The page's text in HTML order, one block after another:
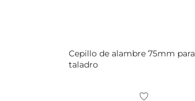
Cepillo de alambre 75mm para
taladro